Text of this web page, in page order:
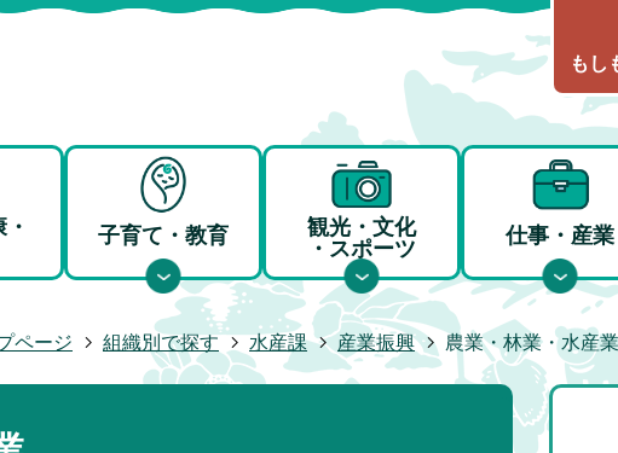
もし
子育て・教育
観光・文化
・スポーツ
仕事・産業
ページ 組織別で探す 水産課 産業振興 農業・林業・水産業